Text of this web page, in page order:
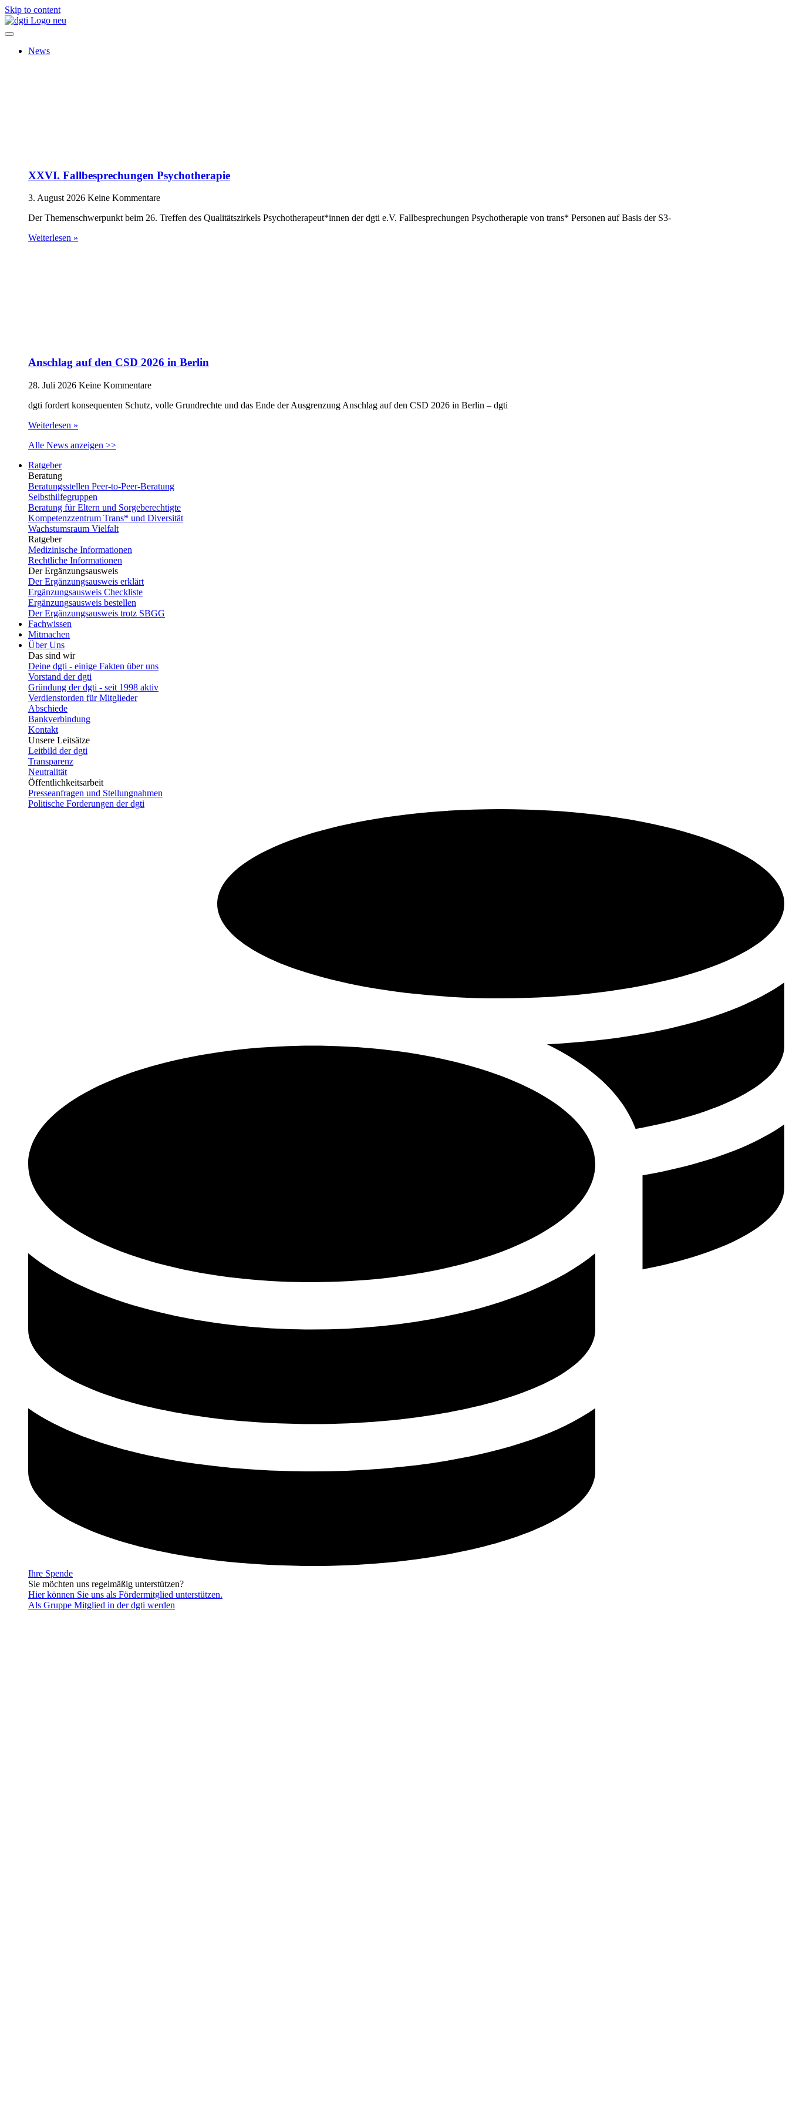
Skip to content
News
XXVI. Fallbesprechungen Psychotherapie
3. August 2026 Keine Kommentare
Der Themenschwerpunkt beim 26. Treffen des Qualitätszirkels Psychotherapeut*innen der dgti e.V. Fallbesprechungen Psychotherapie von trans* Personen auf Basis der S3-
Weiterlesen »
Anschlag auf den CSD 2026 in Berlin
28. Juli 2026 Keine Kommentare
dgti fordert konsequenten Schutz, volle Grundrechte und das Ende der Ausgrenzung Anschlag auf den CSD 2026 in Berlin – dgti
Weiterlesen »
Alle News anzeigen >>
Ratgeber
Beratung
Beratungsstellen Peer-to-Peer-Beratung
Selbsthilfegruppen
Beratung für Eltern und Sorgeberechtigte
Kompetenzzentrum Trans* und Diversität
Wachstumsraum Vielfalt
Ratgeber
Medizinische Informationen
Rechtliche Informationen
Der Ergänzungsausweis
Der Ergänzungsausweis erklärt
Ergänzungsausweis Checkliste
Ergänzungsausweis bestellen
Der Ergänzungsausweis trotz SBGG
Fachwissen
Mitmachen
Über Uns
Das sind wir
Deine dgti - einige Fakten über uns
Vorstand der dgti
Gründung der dgti - seit 1998 aktiv
Verdienstorden für Mitglieder
Abschiede
Bankverbindung
Kontakt
Unsere Leitsätze
Leitbild der dgti
Transparenz
Neutralität
Öffentlichkeitsarbeit
Presseanfragen und Stellungnahmen
Politische Forderungen der dgti
Ihre Spende
Sie möchten uns regelmäßig unterstützen?
Hier können Sie uns als Fördermitglied unterstützen.
Als Gruppe Mitglied in der dgti werden